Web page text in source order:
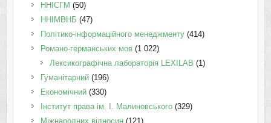
ННІСГМ (50)
ННІМВНБ (47)
Політико-інформаційного менеджменту(414)
Романо-германських мов(1 022)
Лексикографічна лабораторія LEXILAB (1)
Гуманітарний(196)
Економічний(330)
Інститут права ім. І. Малиновського(329)
Міжнародних відносин(121)